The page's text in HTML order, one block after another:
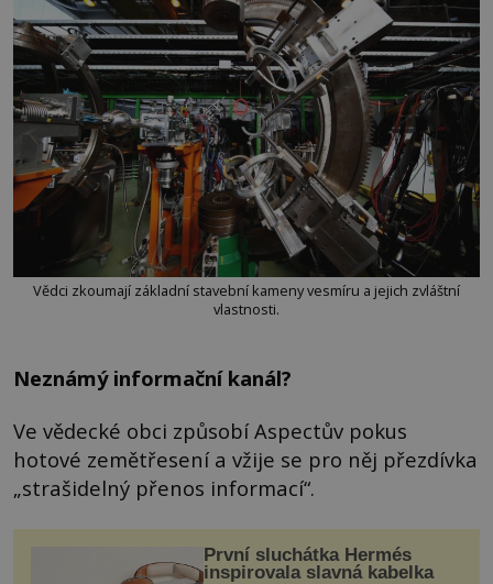
Vědci zkoumají základní stavební kameny vesmíru a jejich zvláštní
vlastnosti.
Neznámý informační kanál?
Ve vědecké obci způsobí Aspectův pokus
hotové zemětřesení a vžije se pro něj přezdívka
„strašidelný přenos informací“.
První sluchátka Hermés
inspirovala slavná kabelka